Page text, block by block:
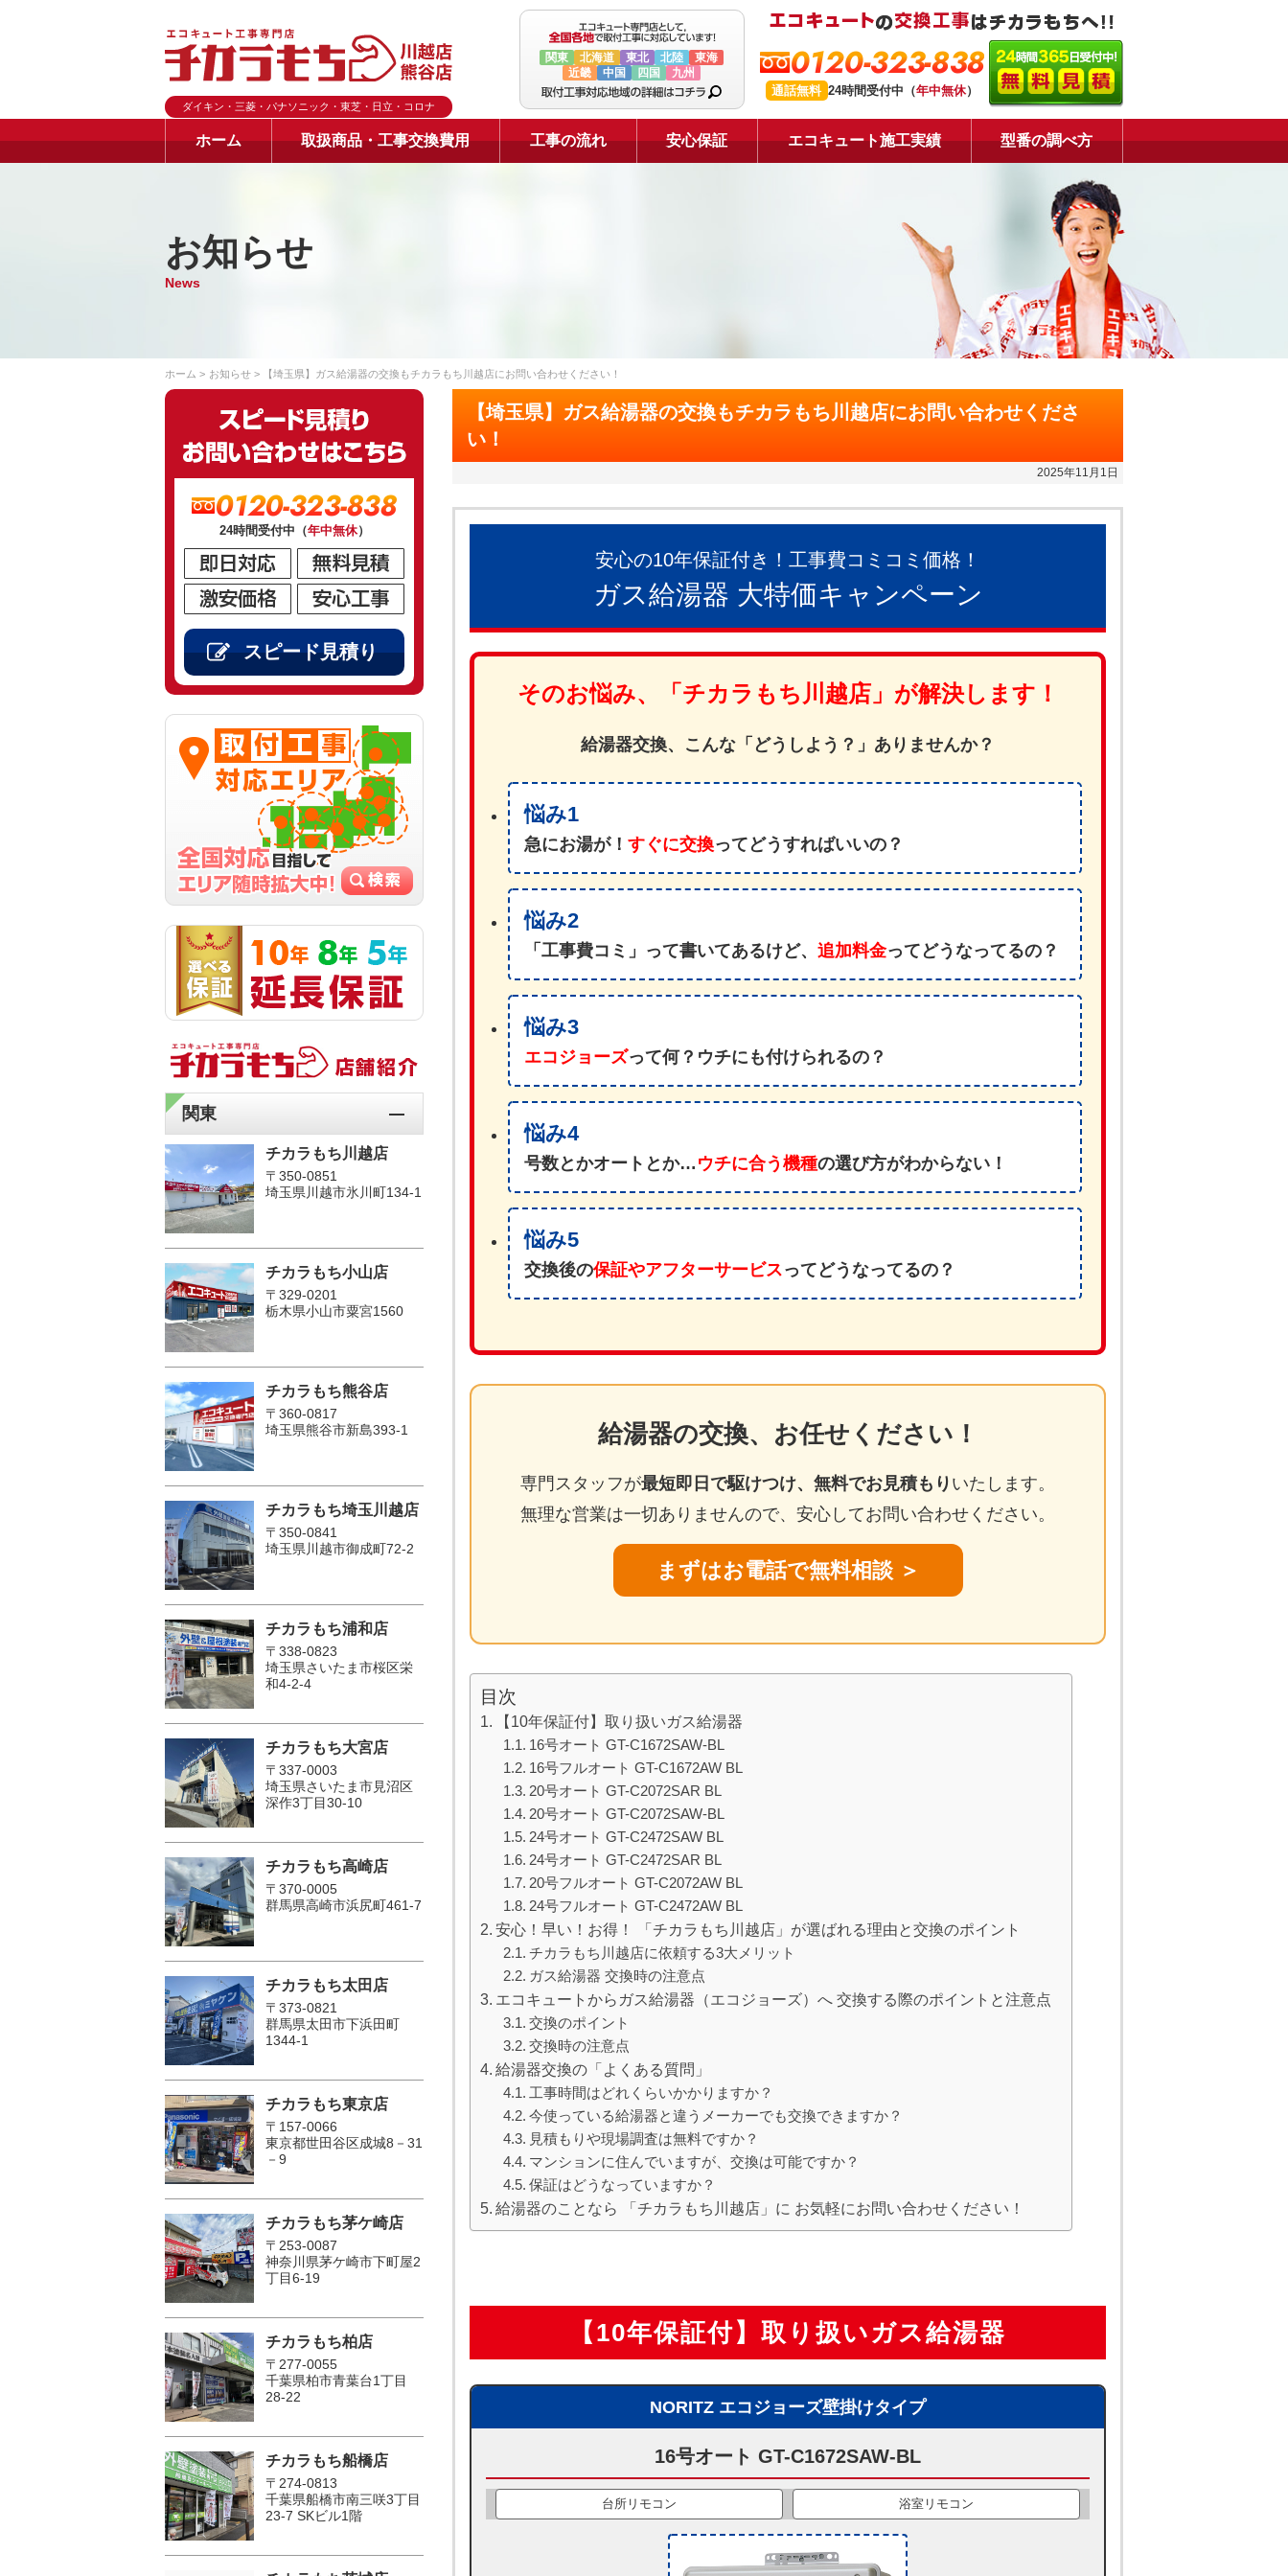
ダイキン・三菱・パナソニック・東芝・日立・コロナ
関東 北海道 東北 北陸
東海
近畿
中国 四国 九州 0120-323-838
通話無料 24時間受付中（年中無休）
ホーム 取扱商品・工事交換費用 工事の流れ 安心保証 エコキュート施工実績 型番の調べ方
お知らせ
News
ホーム お知らせ 【埼玉県】ガス給湯器の交換もチカラもち川越店にお問い合わせください！
【埼玉県】ガス給湯器の交換もチカラもち川越店にお問い合わせくださ
い！
2025年11月1日
安心の10年保証付き！工事費コミコミ価格！
ガス給湯器 大特価キャンペーン
そのお悩み、「チカラもち川越店」が解決します！
給湯器交換、こんな「どうしよう？」ありませんか？
悩み1
急にお湯が！ すぐに交換ってどうすればいいの？
悩み2
「工事費コミ」って書いてあるけど、 追加料金ってどうなってるの？
悩み3
エコジョーズって何？ウチにも付けられるの？
悩み4
号数とかオートとか… ウチに合う機種の選び方がわからない！
悩み5
交換後の保証やアフターサービスってどうなってるの？
給湯器の交換、お任せください！
専門スタッフが最短即日で駆けつけ、無料でお見積もり いたします。
無理な営業は一切ありませんので、安心してお問い合わせください。
まずはお電話で無料相談 ＞
目次
【10年保証付】取り扱いガス給湯器
16号オート GT-C1672SAW-BL
16号フルオート GT-C1672AW BL
20号オート GT-C2072SAR BL
20号オート GT-C2072SAW-BL
24号オート GT-C2472SAW BL
24号オート GT-C2472SAR BL
20号フルオート GT-C2072AW BL
24号フルオート GT-C2472AW BL
安心！早い！お得！ 「チカラもち川越店」が選ばれる理由と交換のポイント
チカラもち川越店に依頼する3大メリット
ガス給湯器 交換時の注意点
エコキュートからガス給湯器（エコジョーズ）へ 交換する際のポイントと注意点
交換のポイント
交換時の注意点
給湯器交換の「よくある質問」
工事時間はどれくらいかかりますか？
今使っている給湯器と違うメーカーでも交換できますか？
見積もりや現場調査は無料ですか？
マンションに住んでいますが、交換は可能ですか？
保証はどうなっていますか？
給湯器のことなら 「チカラもち川越店」に お気軽にお問い合わせください！
【10年保証付】取り扱いガス給湯器
NORITZ エコジョーズ壁掛けタイプ
16号オート GT-C1672SAW-BL
台所リモコン 浴室リモコン
0120-323-838
24時間受付中（年中無休）
スピード見積り
関東
チカラもち川越店
〒350-0851
埼玉県川越市氷川町134-1
チカラもち小山店
〒329-0201
栃木県小山市粟宮1560
チカラもち熊谷店
〒360-0817
埼玉県熊谷市新島393-1
チカラもち埼玉川越店
〒350-0841
埼玉県川越市御成町72-2
チカラもち浦和店
〒338-0823
埼玉県さいたま市桜区栄
和4-2-4
チカラもち大宮店
〒337-0003
埼玉県さいたま市見沼区
深作3丁目30-10
チカラもち高崎店
〒370-0005
群馬県高崎市浜尻町461-7
チカラもち太田店
〒373-0821
群馬県太田市下浜田町
1344-1
チカラもち東京店
〒157-0066
東京都世田谷区成城8－31
－9
チカラもち茅ケ崎店
〒253-0087
神奈川県茅ケ崎市下町屋2
丁目6-19
チカラもち柏店
〒277-0055
千葉県柏市青葉台1丁目
28-22
チカラもち船橋店
〒274-0813
千葉県船橋市南三咲3丁目
23-7 SKビル1階